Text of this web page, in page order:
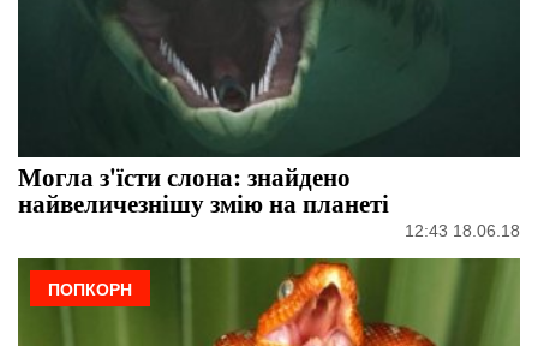
Могла з'їсти слона: знайдено
найвеличезнішу змію на планеті
12:43 18.06.18
ПОПКОРН